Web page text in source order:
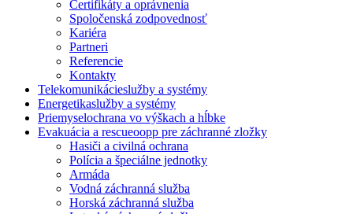
Certifikáty a oprávnenia
Spoločenská zodpovednosť
Kariéra
Partneri
Referencie
Kontakty
Telekomunikácieslužby a systémy
Energetikaslužby a systémy
Priemyselochrana vo výškach a hĺbke
Evakuácia a rescueoopp pre záchranné zložky
Hasiči a civilná ochrana
Polícia a špeciálne jednotky
Armáda
Vodná záchranná služba
Horská záchranná služba